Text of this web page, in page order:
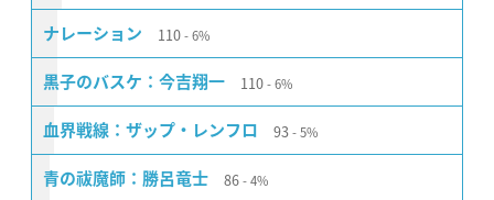
ナレーション 110 6%
黒子のバスケ：今吉翔一 110 6%
血界戦線：ザップ・レンフロ 93 5%
青の祓魔師：勝呂竜士 86 4%